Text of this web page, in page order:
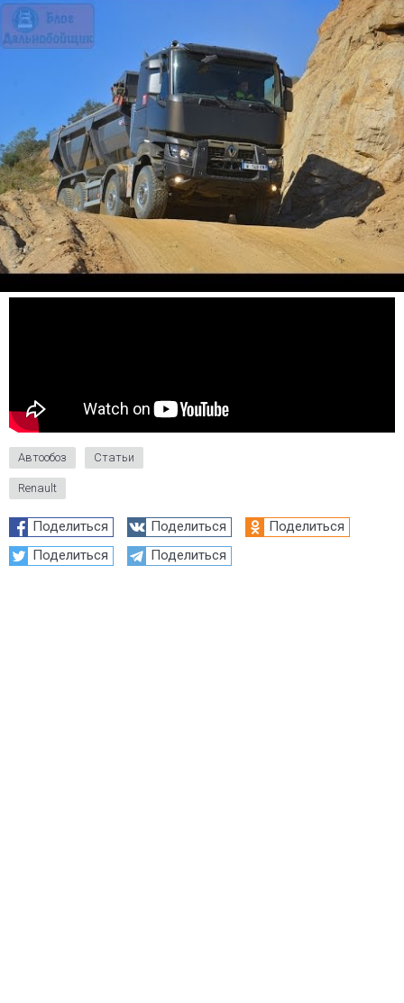
Автообоз Статьи
Renault
Поделиться Поделиться
Поделиться
Поделиться
Поделиться